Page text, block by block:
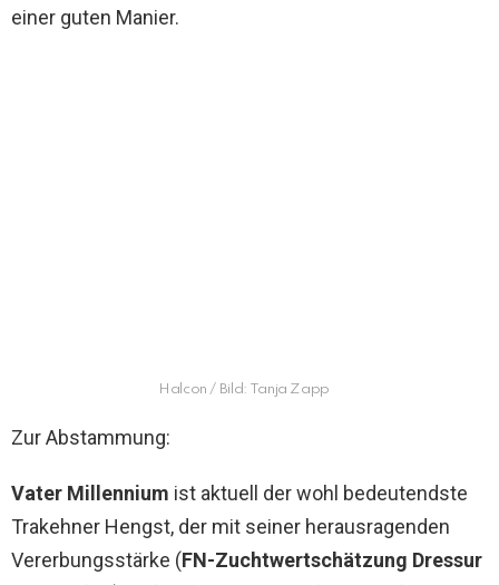
einer guten Manier.
Halcon / Bild: Tanja Zapp
Zur Abstammung:
Vater Millennium ist aktuell der wohl bedeutendste
Trakehner Hengst, der mit seiner herausragenden
Vererbungsstärke (FN-Zuchtwertschätzung Dressur